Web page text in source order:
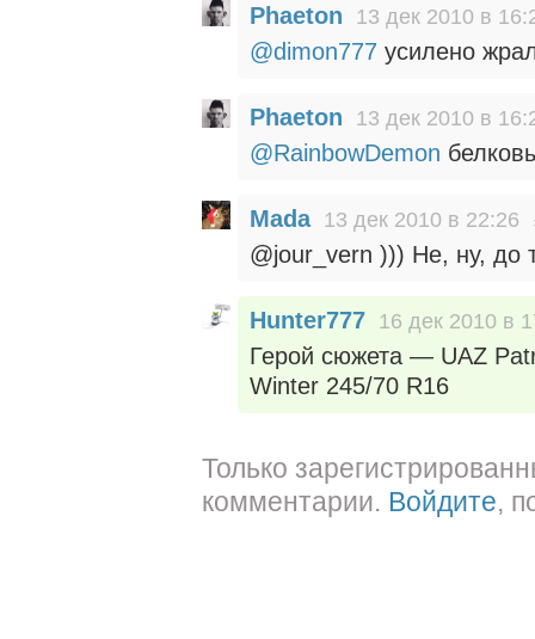
Phaeton 13 дек 2010 в
@dimon777 усилено
Phaeton 13 дек 2010 в
@RainbowDemon
Mada 13 дек 2010 в 22:26
@jour_vern ))) Не, ну, до
Hunter777 16 дек 2010 в
Герой сюжета — UAZ
Winter 245/70 R16
Только
комментарии. Войдите,